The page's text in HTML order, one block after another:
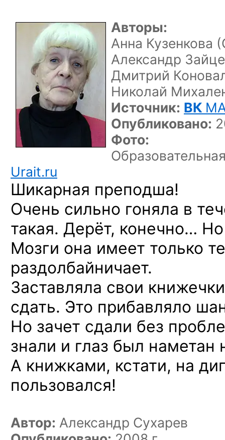
Авторы:
Анна Кузенкова
Александр
Дмитрий
Николай
Источник: ВК
Опубликовано:
Фото:
Urait.ru
Шикарная преподша!
Очень сильно гоняла в
такая. Дерёт, конечно…
Мозги она имеет только
раздолбайничает.
Заставляла свои
сдать. Это прибавляло
Но зачет сдали без
знали и глаз был наметан
А книжками, кстати, на
пользовался!
Автор: Александр Сухарев